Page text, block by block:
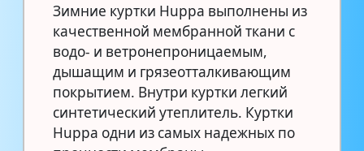
Зимние куртки Huppa выполнены из
качественной мембранной ткани с
водо- и ветронепроницаемым,
дышащим и грязеотталкивающим
покрытием. Внутри куртки легкий
синтетический утеплитель. Куртки
Huppa одни из самых надежных по